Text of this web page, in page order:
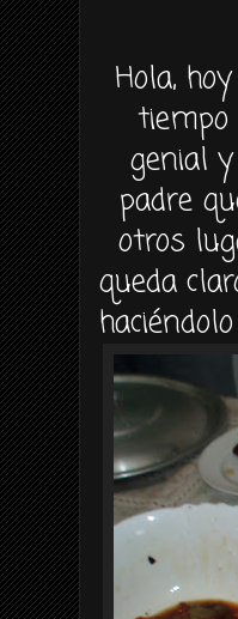
Hola,
genial
padre
otros
queda